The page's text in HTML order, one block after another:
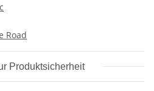
Road
Produktsicherheit